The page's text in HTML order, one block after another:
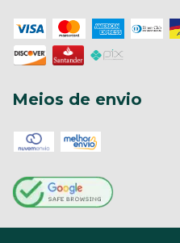
Meios de envio